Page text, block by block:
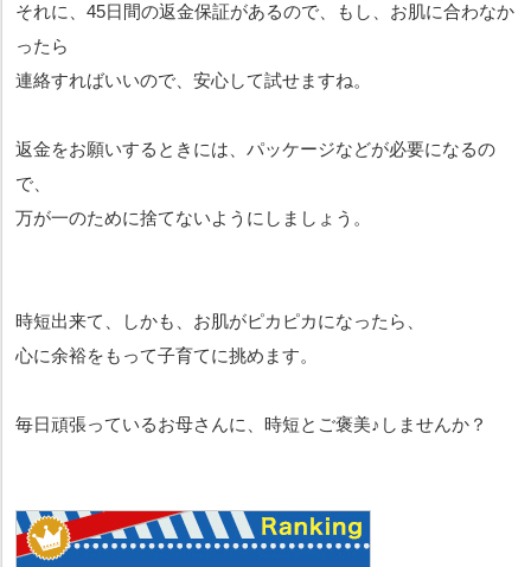
それに、45日間の返金保証があるので、もし、お肌に合わなか
ったら
連絡すればいいので、安心して試せますね。
返金をお願いするときには、パッケージなどが必要になるの
で、
万が一のために捨てないようにしましょう。
時短出来て、しかも、お肌がピカピカになったら、
心に余裕をもって子育てに挑めます。
毎日頑張っているお母さんに、時短とご褒美♪しませんか？